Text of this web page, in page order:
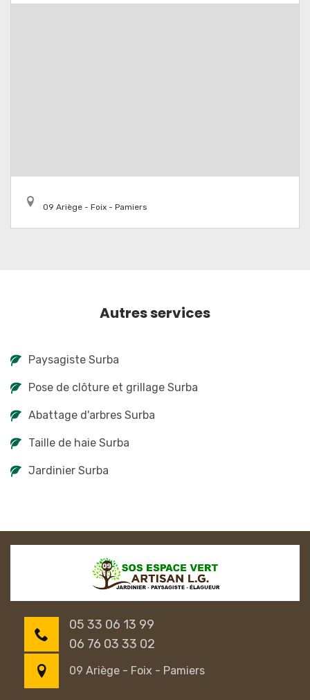
09 Ariège - Foix - Pamiers
Autres services
Paysagiste Surba
Pose de clôture et grillage Surba
Abattage d'arbres Surba
Taille de haie Surba
Jardinier Surba
05 33 06 13 99
06 76 03 33 02
09 Ariège - Foix - Pamiers